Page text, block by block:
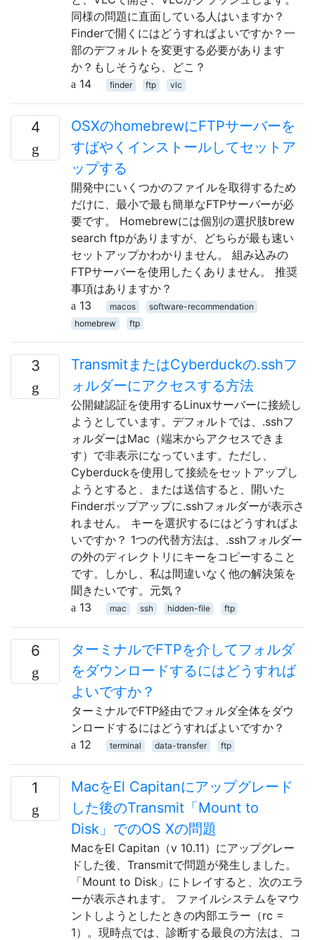
同様の問題に直面している人はいますか？
Finderで開くにはどうすればよいですか？一
部のデフォルトを変更する必要があります
か？もしそうなら、どこ？
14
finder ftp vlc
4
OSXのhomebrewにFTPサーバーを
すばやくインストールしてセットア
ップする
開発中にいくつかのファイルを取得するため
だけに、最小で最も簡単なFTPサーバーが必
要です。 Homebrewには個別の選択肢brew
search ftpがありますが、どちらが最も速い
セットアップかわかりません。 組み込みの
FTPサーバーを使用したくありません。 推奨
事項はありますか？
13
macos
software-recommendation
homebrew
ftp
3
TransmitまたはCyber​​duckの.sshフ
ォルダーにアクセスする方法
公開鍵認証を使用するLinuxサーバーに接続し
ようとしています。デフォルトでは、.sshフ
ォルダーはMac（端末からアクセスできま
す）で非表示になっています。ただし、
Cyber​​duckを使用して接続をセットアップし
ようとすると、または送信すると、開いた
Finderポップアップに.sshフォルダーが表示さ
れません。 キーを選択するにはどうすればよ
いですか？ 1つの代替方法は、.sshフォルダー
の外のディレクトリにキーをコピーすること
です。しかし、私は間違いなく他の解決策を
聞きたいです。元気？
13
mac ssh hidden-file ftp
6
ターミナルでFTPを介してフォルダ
をダウンロードするにはどうすれば
よいですか？
ターミナルでFTP経由でフォルダ全体をダウ
ンロードするにはどうすればよいですか？
12
terminal data-transfer ftp
1
MacをEl Capitanにアップグレード
した後のTransmit「Mount to
Disk」でのOS Xの問題
MacをEl Capitan（v 10.11）にアップグレー
ドした後、Transmitで問題が発生しました。
「Mount to Disk」にトレイすると、次のエラ
ーが表示されます。 ファイルシステムをマウ
ントしようとしたときの内部エラー（rc =
1）。現時点では、診断する最良の方法は、コ